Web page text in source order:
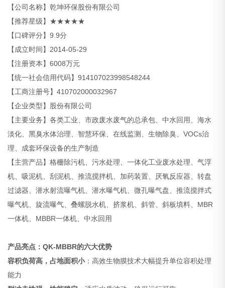
【公司名称】乾坤环保股份有限公司
【推荐星级】★★★★★
【口碑评分】9.9分
【成立时间】2014-05-29
【注册资本】6008万元
【统一社会信用代码】914107023998548244
【工商注册号】410702000032967
【企业类型】股份有限公司
【主要业务】各类工业、市政废水废气的总承包、中水回用、海水
淡化、黑臭水体治理、智慧环保、在线监测、生物除臭、VOCs治
理、成套环保设备的生产制造
【主营产品】格栅除污机、污水处理、一体化工业废水处理、气浮
机、吸泥机、刮泥机、推流搅拌机、加药装置、厌氧反应器、转盘
过滤器、潜水射流曝气机、潜水曝气机、微孔曝气盘、推流搅拌式
曝气机、旋流曝气、叠螺脱水机、挤浆机、斜管、斜板填料、MBR
一体机、MBBR一体机、中水回用
产品亮点：QK-MBBR的六大优势
容积负荷高，占地面积小：高效生物膜技术大幅提升单位容积处理
能力